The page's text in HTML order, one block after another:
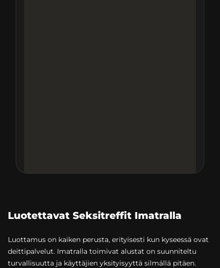
Luotettavat Seksitreffit Imatralla
Luottamus on kaiken perusta, erityisesti kun kyseessä ovat
deittipalvelut. Imatralla toimivat alustat on suunniteltu
turvallisuutta ja käyttäjien yksityisyyttä silmällä pitäen.